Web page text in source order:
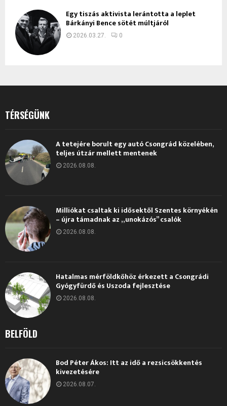
Egy tiszás aktivista lerántotta a leplet
Bárkányi Bence sötét múltjáról
2026.03.27. 0
TÉRSÉGÜNK
A tetejére borult egy autó Csongrád közelében,
teljes útzár mellett mentenek
2026.08.08.
Milliókat csaltak ki idősektől Szentes környékén
– újra támadnak az „unokázós” csalók
2026.08.08.
Hatalmas mérföldkőhöz érkezett a Csongrádi
Gyógyfürdő és Uszoda fejlesztése
2026.08.08.
BELFÖLD
Bod Péter Ákos: Itt az idő a rezsicsökkentés
kivezetésére
2026.08.07.